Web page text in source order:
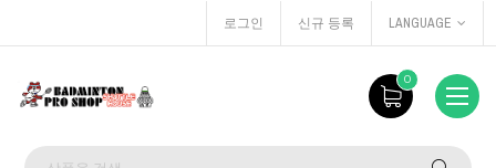
로그인 신규 등록 LANGUAGE
0